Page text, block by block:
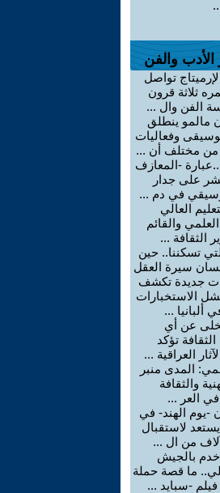
الأدب والفن
تواصل
ثلاثة قرون
الفن وال ...
مالمو ينطلق
وفعاليات
من مختلف أن ...
-المعازف
على جدار
في دم ...
العالي
والقائم
الثقافة ...
تسكننا.. حين
سيرة العقل
جديدة تكشف
الاستخبارات
ألبانيا ...
عن أي
تؤكد
العراقية ...
المدى منبر
والثقافة
في العر ...
-يوم الهند- في
لاستقبال
من ال ...
خدم بالجيش
ما قصة حملة
-سبايد ...